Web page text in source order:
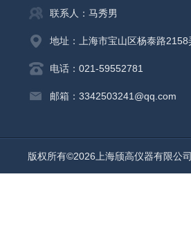
联系人：马秀男
地址：上海市宝山区杨泰路2158
电话：021-59552781
邮箱：3342503241@qq.com
版权所有©2026上海颀高仪器有限公